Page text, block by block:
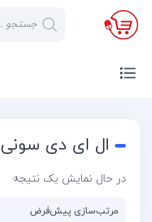
×
صفحه
صوتی و
گازی
ال ای دی سونی 75 اینچ
در حال نمایش یک نتیجه